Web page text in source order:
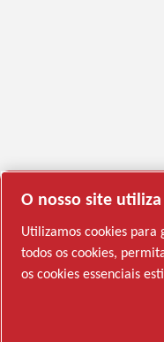
O nosso site
Utilizamos cookies
todos os cookies,
os cookies essenciais